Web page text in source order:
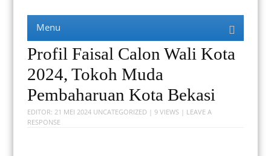
Menu
content
Profil Faisal Calon Wali Kota
2024, Tokoh Muda
Pembaharuan Kota Bekasi
EDITOR: 21 MEI 2024 UNCATEGORIZED | 9 VIEWS | LEAVE A
RESPONSE